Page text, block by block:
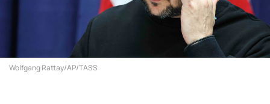
Wolfgang Rattay/AP/TASS